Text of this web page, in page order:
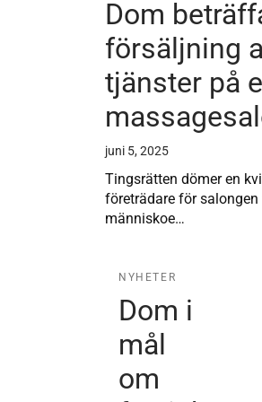
Dom
försäljning
tjänster på
juni 5, 2025
Tingsrätten dömer en
företrädare för
människoe…
NYHETER
Dom i
mål
om